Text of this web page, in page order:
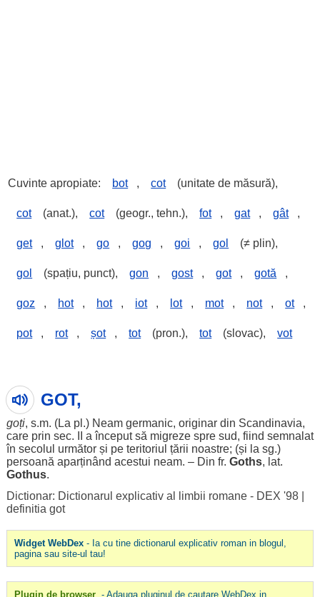
Cuvinte apropiate: bot , cot (unitate de măsură),
cot (anat.), cot (geogr., tehn.), fot , gat , gât ,
get , glot , go , gog , goi , gol (≠ plin),
gol (spațiu, punct), gon , gost , got , gotă ,
goz , hot , hot , iot , lot , mot , not , ot ,
pot , rot , șot , tot (pron.), tot (slovac), vot
GOT,
goți, s.m. (La pl.) Neam germanic, originardin Scandinavia,
care prin sec. II aînceputsă migreze spre sud, fiind semnalat
în secolul următorși pe teritoriul țării noastre; (și la sg.)
persoană aparținând acestui neam. – Din fr. Goths, lat.
Gothus.
Dictionar: Dictionarul explicativ al limbii romane - DEX '98|
definitia got
Widget WebDex- Ia cu tine dictionarul explicativ roman in blogul,
pagina sau site-ul tau!
Plugin de browser - Adauga pluginul de cautare WebDex in